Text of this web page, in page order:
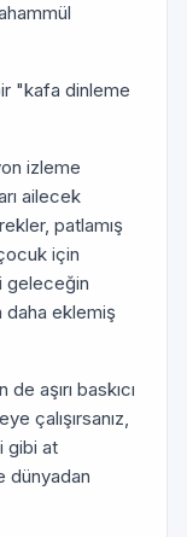
"kafa dinleme
izleme
ailecek
patlamış
için
geleceğin
daha eklemiş
aşırı baskıcı
çalışırsanız,
gibi at
dünyadan